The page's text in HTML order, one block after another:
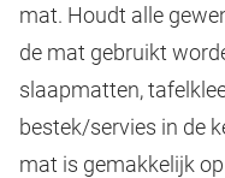
mat. Houdt alle
de mat gebruikt
slaapmatten,
bestek/servies in de
mat is gemakkelijk